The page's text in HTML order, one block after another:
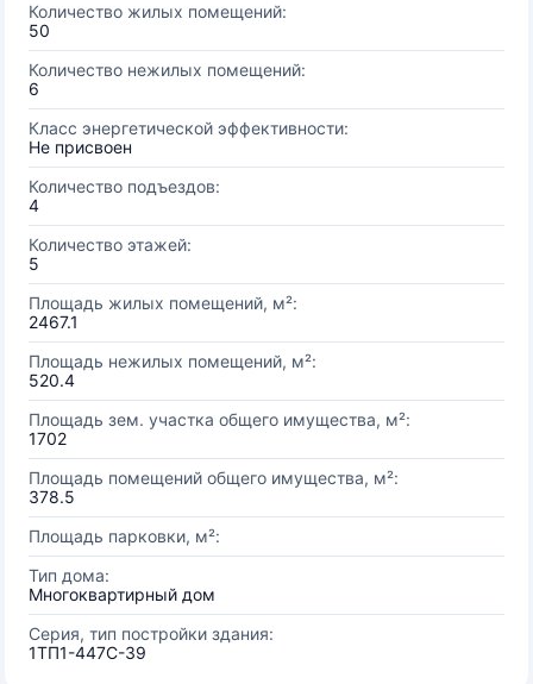
Количество жилых помещений:
50
Количество нежилых помещений:
6
Класс энергетической эффективности:
Не присвоен
Количество подъездов:
4
Количество этажей:
5
Площадь жилых помещений, м²:
2467.1
Площадь нежилых помещений, м²:
520.4
Площадь зем. участка общего имущества, м²:
1702
Площадь помещений общего имущества, м²:
378.5
Площадь парковки, м²:
Тип дома:
Многоквартирный дом
Серия, тип постройки здания:
1ТП1-447С-39